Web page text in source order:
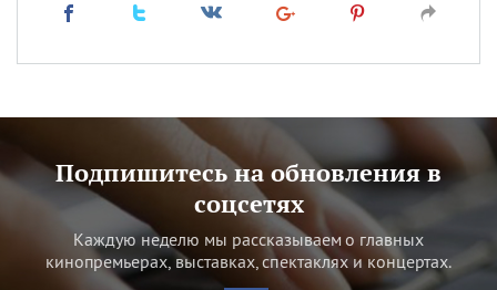
Подпишитесь на обновления в
соцсетях
Каждую неделю мы рассказываем о главных
кинопремьерах, выставках, спектаклях и концертах.